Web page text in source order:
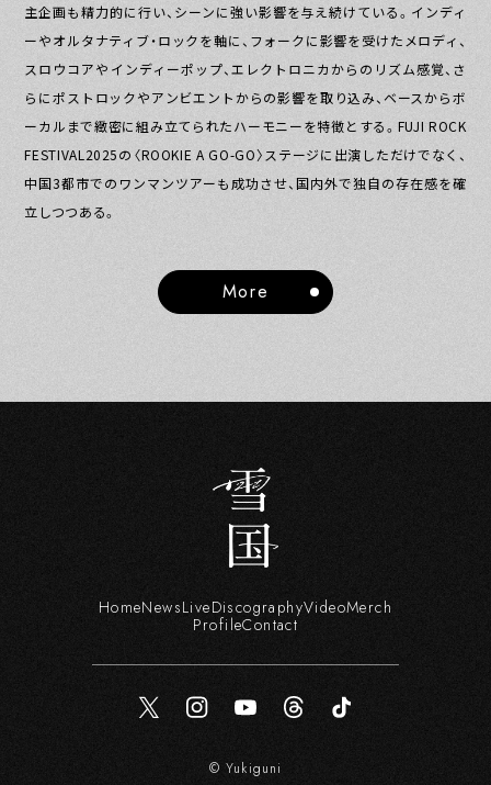
主企画も精力的に行い、シーンに強い影響を与え続けている。インディ
ーやオルタナティブ・ロックを軸に、フォークに影響を受けたメロディ、
スロウコアやインディーポップ、エレクトロニカからのリズム感覚、さ
らにポストロックやアンビエントからの影響を取り込み、ベースからボ
ーカルまで緻密に組み立てられたハーモニーを特徴とする。FUJI ROCK
FESTIVAL2025の〈ROOKIE A GO-GO〉ステージに出演しただけでなく、
中国3都市でのワンマンツアーも成功させ、国内外で独自の存在感を確
立しつつある。
More
HomeNewsLiveDiscographyVideoMerch
ProfileContact
© Yukiguni